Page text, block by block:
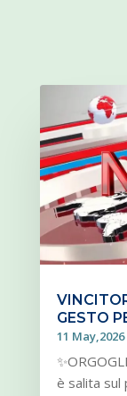
GESTO
11 May,2026
è salita sul